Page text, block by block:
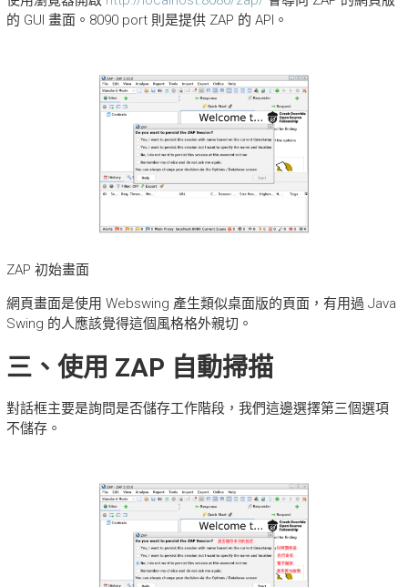
的 GUI 畫面。8090 port 則是提供 ZAP 的 API。
ZAP 初始畫面
網頁畫面是使用 Webswing 產生類似桌面版的頁面，有用過 Java
Swing 的人應該覺得這個風格格外親切。
三、使用 ZAP 自動掃描
對話框主要是詢問是否儲存工作階段，我們這邊選擇第三個選項
不儲存。